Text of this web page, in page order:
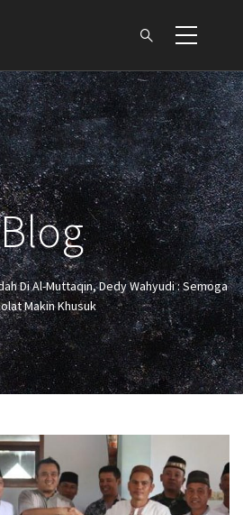
Blog
Di Al-Muttaqin, Dedy Wahyudi : Semoga
Makin Khusuk